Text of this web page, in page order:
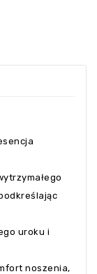
uroku i
noszenia,